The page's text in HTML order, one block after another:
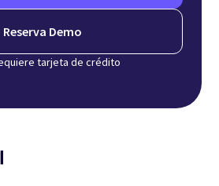
Reserva Demo
tarjeta de crédito